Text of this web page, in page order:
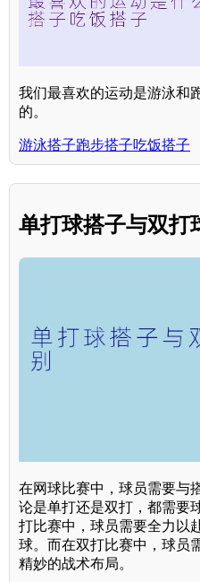
我们最喜欢的运动是游泳和
的。
游泳搭子跑步搭子吃饭搭子
单打球搭子与双打
在网球比赛中，球员需要与
论是单打还是双打，都需要
打比赛中，球员需要全力以
球。而在双打比赛中，球员
精妙的战术布局。